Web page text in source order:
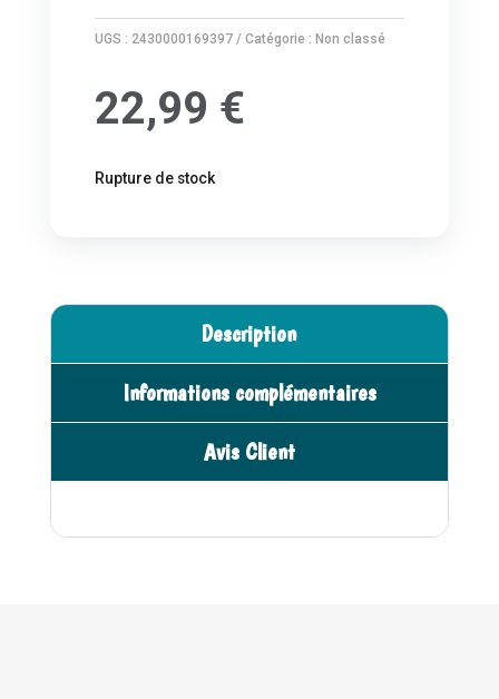
UGS : 2430000169397 Catégorie : Non classé
22,99 €
Rupture de stock
Description
Informations complémentaires
Avis Client